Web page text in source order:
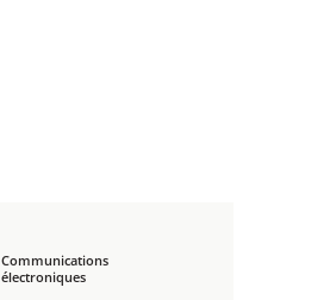
Communications
électroniques